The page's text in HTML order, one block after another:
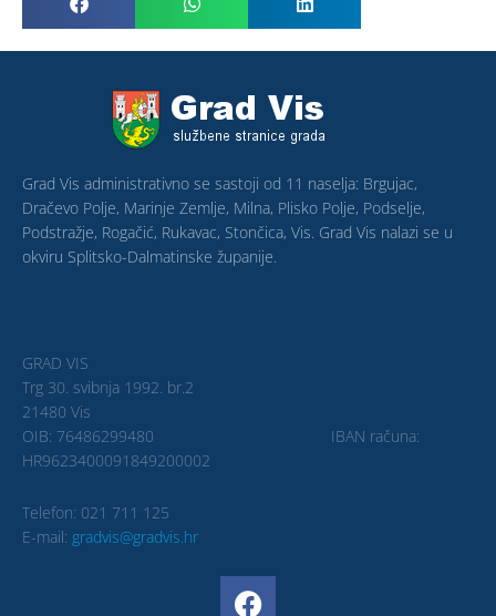
Grad Vis administrativno se sastoji od 11 naselja: Brgujac,
Dračevo Polje, Marinje Zemlje, Milna, Plisko Polje, Podselje,
Podstražje, Rogačić, Rukavac, Stončica, Vis. Grad Vis nalazi se u
okviru Splitsko-Dalmatinske županije.
GRAD VIS
Trg 30. svibnja 1992. br.2
21480 Vis
OIB: 76486299480 IBAN računa:
HR9623400091849200002
Telefon: 021 711 125
E-mail: gradvis@gradvis.hr
F